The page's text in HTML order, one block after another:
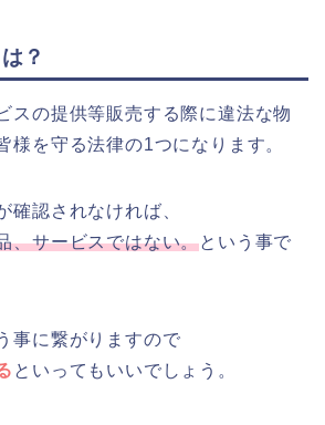
？
スの提供等販売する際に違法な物
様を守る法律の1つになります。
確認されなければ、
、サービスではない。という事で
事に繋がりますので
といってもいいでしょう。